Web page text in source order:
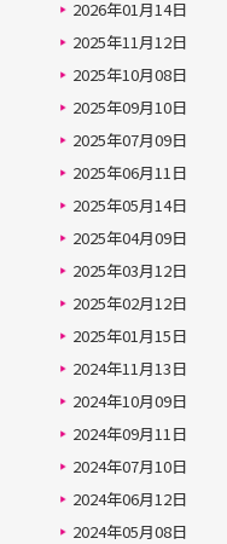
2026年01月14日
2025年11月12日
2025年10月08日
2025年09月10日
2025年07月09日
2025年06月11日
2025年05月14日
2025年04月09日
2025年03月12日
2025年02月12日
2025年01月15日
2024年11月13日
2024年10月09日
2024年09月11日
2024年07月10日
2024年06月12日
2024年05月08日